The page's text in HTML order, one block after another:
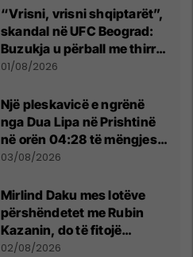
“Vrisni, vrisni shqiptarët”,
skandal në UFC Beograd:
Buzukja u përball me thirrje
anti-shqiptare nga
01/08/2026
Një pleskavicë e ngrënë
nga Dua Lipa në Prishtinë
në orën 04:28 të mëngjesit
- dhe bota digjitale serbe
03/08/2026
Mirlind Daku mes lotëve
përshëndetet me Rubin
Kazanin, do të fitojë
miliona te Spartak Moska
02/08/2026